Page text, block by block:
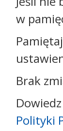
w
Brak
Polityki